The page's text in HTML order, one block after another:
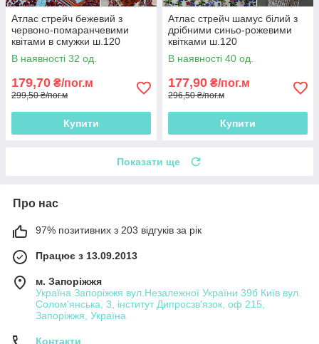
Атлас стрейч бежевий з
червоно-помаранчевими
квітами в смужки ш.120
В наявності 32 од.
179,70 ₴/пог.м
299,50 ₴/пог.м
Купити
Атлас стрейч шамус білий з
дрібними синьо-рожевими
квітками ш.120
В наявності 40 од.
177,90 ₴/пог.м
296,50 ₴/пог.м
Купити
Показати ще
Про нас
97% позитивних з 203 відгуків за рік
Працює з 13.09.2013
м. Запоріжжя
Україна Запоріжжя вул.Незалежної України 39б Київ вул.
Солом'янська, 3, інститут Дипросзв'язок, оф 215,
Запоріжжя, Україна
Контакти